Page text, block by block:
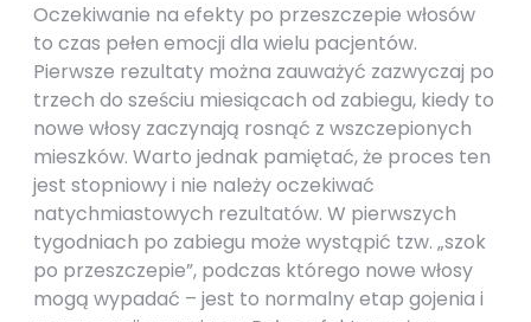
Oczekiwanie na efekty po przeszczepie włosów
to czas pełen emocji dla wielu pacjentów.
Pierwsze rezultaty można zauważyć zazwyczaj po
trzech do sześciu miesiącach od zabiegu, kiedy to
nowe włosy zaczynają rosnąć z wszczepionych
mieszków. Warto jednak pamiętać, że proces ten
jest stopniowy i nie należy oczekiwać
natychmiastowych rezultatów. W pierwszych
tygodniach po zabiegu może wystąpić tzw. „szok
po przeszczepie”, podczas którego nowe włosy
mogą wypadać – jest to normalny etap gojenia i